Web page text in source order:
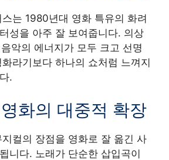
는 1980년대 영화 특유의 화려
성을 아주 잘 보여줍니다. 의상
악의 에너지가 모두 크고 선명
라기보다 하나의 쇼처럼 느껴지
.
화의 대중적 확장
컬의 장점을 영화로 잘 옮긴 사
니다. 노래가 단순한 삽입곡이